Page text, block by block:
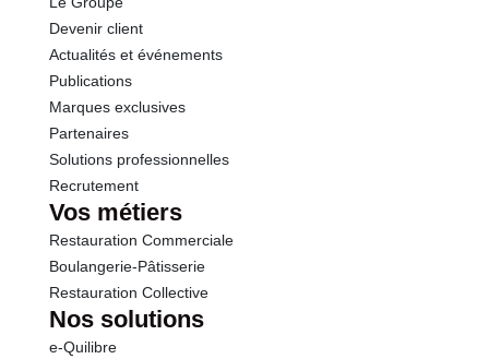
Protéines
Sel
Devenir client
Actualités et événements
Publications
Marques exclusives
Partenaires
Solutions professionnelles
Recrutement
Vos métiers
Restauration Commerciale
Boulangerie-Pâtisserie
Restauration Collective
Nos solutions
e-Quilibre